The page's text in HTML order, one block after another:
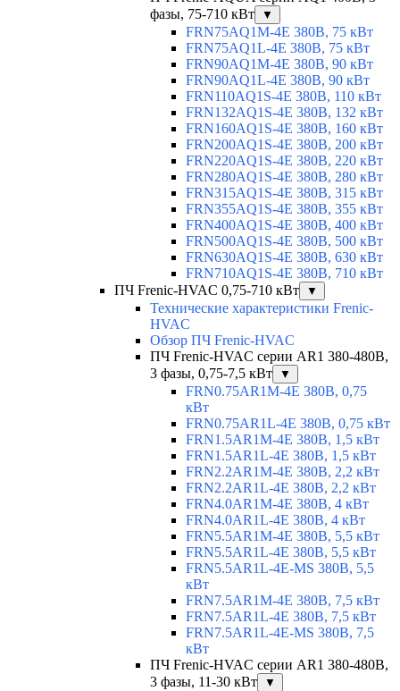
фазы, 75-710 кВт
▼
FRN75AQ1M-4E 380В, 75 кВт
FRN75AQ1L-4E 380В, 75 кВт
FRN90AQ1M-4E 380В, 90 кВт
FRN90AQ1L-4E 380В, 90 кВт
FRN110AQ1S-4E 380В, 110 кВт
FRN132AQ1S-4E 380В, 132 кВт
FRN160AQ1S-4E 380В, 160 кВт
FRN200AQ1S-4E 380В, 200 кВт
FRN220AQ1S-4E 380В, 220 кВт
FRN280AQ1S-4E 380В, 280 кВт
FRN315AQ1S-4E 380В, 315 кВт
FRN355AQ1S-4E 380В, 355 кВт
FRN400AQ1S-4E 380В, 400 кВт
FRN500AQ1S-4E 380В, 500 кВт
FRN630AQ1S-4E 380В, 630 кВт
FRN710AQ1S-4E 380В, 710 кВт
ПЧ Frenic-HVAC 0,75-710 кВт
▼
Технические характеристики Frenic-
HVAC
Обзор ПЧ Frenic-HVAC
ПЧ Frenic-HVAC серии AR1 380-480В,
3 фазы, 0,75-7,5 кВт
▼
FRN0.75AR1M-4E 380В, 0,75
кВт
FRN0.75AR1L-4E 380В, 0,75 кВт
FRN1.5AR1M-4E 380В, 1,5 кВт
FRN1.5AR1L-4E 380В, 1,5 кВт
FRN2.2AR1M-4E 380В, 2,2 кВт
FRN2.2AR1L-4E 380В, 2,2 кВт
FRN4.0AR1M-4E 380В, 4 кВт
FRN4.0AR1L-4E 380В, 4 кВт
FRN5.5AR1M-4E 380В, 5,5 кВт
FRN5.5AR1L-4E 380В, 5,5 кВт
FRN5.5AR1L-4E-MS 380В, 5,5
кВт
FRN7.5AR1M-4E 380В, 7,5 кВт
FRN7.5AR1L-4E 380В, 7,5 кВт
FRN7.5AR1L-4E-MS 380В, 7,5
кВт
ПЧ Frenic-HVAC серии AR1 380-480В,
3 фазы, 11-30 кВт
▼